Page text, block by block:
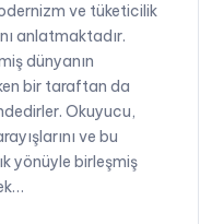
ve tüketicilik
anlatmaktadır.
dünyanın
bir taraftan da
Okuyucu,
ve bu
yönüyle birleşmiş